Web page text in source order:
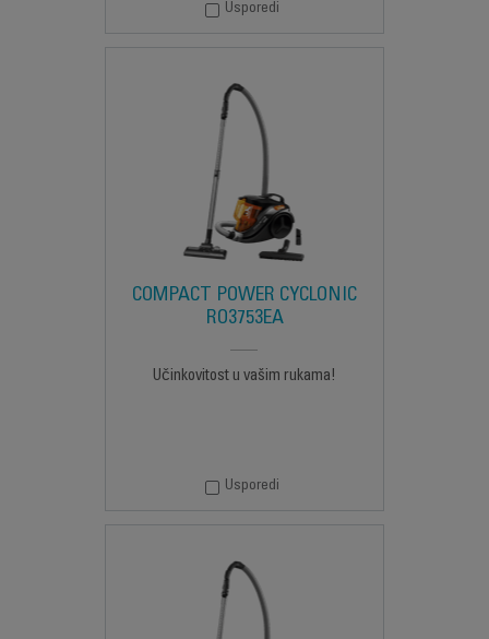
Usporedi
COMPACT POWER CYCLONIC
RO3753EA
Učinkovitost u vašim rukama!
Usporedi